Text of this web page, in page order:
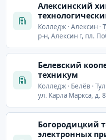
Алексинский
Колледж · Алексин ·
р-н, Алексин г, пл.
Белевский
техникум
Колледж · Белёв ·
ул. Карла Маркса, д.
Богородицкий
электронных